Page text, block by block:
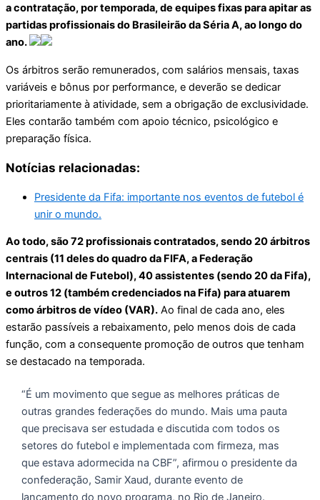
a contratação, por temporada, de equipes fixas para apitar as
partidas profissionais do Brasileirão da Séria A, ao longo do
ano.
Os árbitros serão remunerados, com salários mensais, taxas
variáveis e bônus por performance, e deverão se dedicar
prioritariamente à atividade, sem a obrigação de exclusividade.
Eles contarão também com apoio técnico, psicológico e
preparação física.
Notícias relacionadas:
Presidente da Fifa: importante nos eventos de futebol é
unir o mundo.
Ao todo, são 72 profissionais contratados, sendo 20 árbitros
centrais (11 deles do quadro da FIFA, a Federação
Internacional de Futebol), 40 assistentes (sendo 20 da Fifa),
e outros 12 (também credenciados na Fifa) para atuarem
como árbitros de vídeo (VAR). Ao final de cada ano, eles
estarão passíveis a rebaixamento, pelo menos dois de cada
função, com a consequente promoção de outros que tenham
se destacado na temporada.
“É um movimento que segue as melhores práticas de
outras grandes federações do mundo. Mais uma pauta
que precisava ser estudada e discutida com todos os
setores do futebol e implementada com firmeza, mas
que estava adormecida na CBF”, afirmou o presidente da
confederação, Samir Xaud, durante evento de
lançamento do novo programa, no Rio de Janeiro.